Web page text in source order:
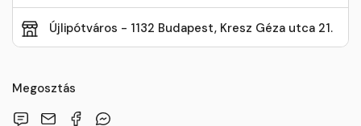
Újlipótváros - 1132 Budapest, Kresz Géza utca 21.
Megosztás